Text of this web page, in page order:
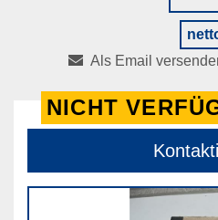
Als Email
NICHT